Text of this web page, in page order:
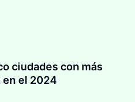
ciudades con más
en el 2024